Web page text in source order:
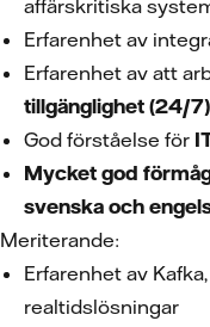
affärskritiska
Erfarenhet av
Erfarenhet av att
tillgänglighet (24/7)
God förståelse för
Mycket god
svenska och
Meriterande:
Erfarenhet av
realtidslösningar